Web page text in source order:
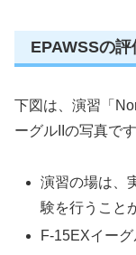
EPAWSSの評
下図は、演習「
ーグルIIの写真です
演習の場は、
験を行うこと
F-15EXイーグ